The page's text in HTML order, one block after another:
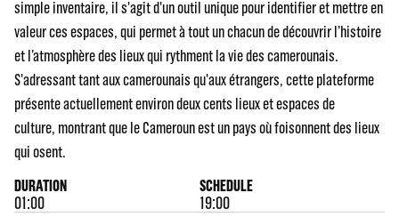
simple inventaire, il s'agit d'un outil unique pour identifier et mettre en
valeur ces espaces, qui permet à tout un chacun de découvrir l’histoire
et l’atmosphère des lieux qui rythment la vie des camerounais.
S'adressant tant aux camerounais qu'aux étrangers, cette plateforme
présente actuellement environ deux cents lieux et espaces de
culture, montrant que le Cameroun est un pays où foisonnent des lieux
qui osent.
DURATION
01:00
SCHEDULE
19:00